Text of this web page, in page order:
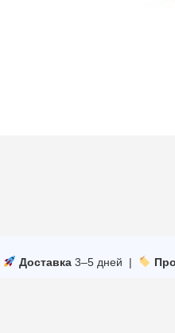
Доставка3–5 дней |